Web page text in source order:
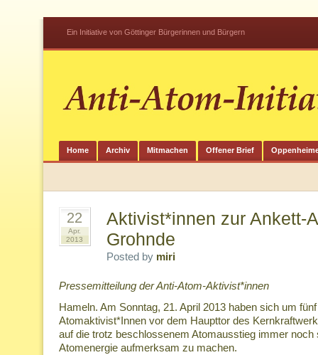
Ein Initiative von Göttinger Bürgerinnen und Bürgern
Home Archiv Mitmachen Offener Brief
22
Apr.
2013
Aktivist*innen zur Ankett-
Grohnde
Posted by miri
Pressemitteilung der Anti-Atom-Aktivist*innen
Hameln. Am Sonntag, 21. April 2013 haben sich um
Atomaktivist*Innen vor dem Haupttor des
auf die trotz beschlossenem Atomausstieg immer noch
Atomenergie aufmerksam zu machen.